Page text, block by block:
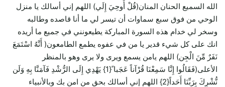
الله السميع الحنان المنان(قُلْ أُوحِيَ إِلَي) اللهم إني أسالك يا منزل
الوحي من فوق سبع سماوات أن تيسر لي ما أنا قاصده وطالبه
وسخر لي خدام هذه السورة المباركة يطيعونني في جميع ما أريده
انك على كل شيء قدير يا من في عفوه يطمع الطامعون( أَنَّهُ اسْتَمَعَ
نَفَرٌ مِّنَ الْجِن) اللهم يامن يسمع ويرى ولا يرى وهو بالمنظر
الأعلى(فَقَالُوا إِنَّا سَمِعْنَا قُرْآناً عَجَبا ً{1} يَهْدِي إِلَى الرُّشْدِ فَآمَنَّا بِهِ وَلَن
نُّشْرِكَ بِرَبِّنَا أَحَداً{2} اللهم إني أسالك بحق من امن بك وبالأنبياء